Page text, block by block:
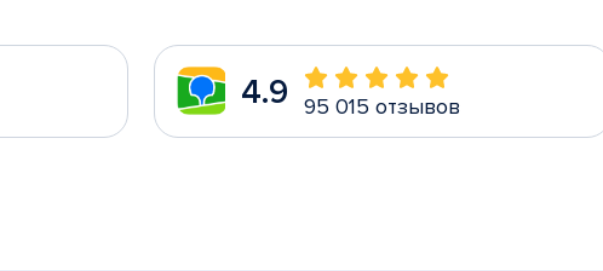
4.9 95 015 отзывов